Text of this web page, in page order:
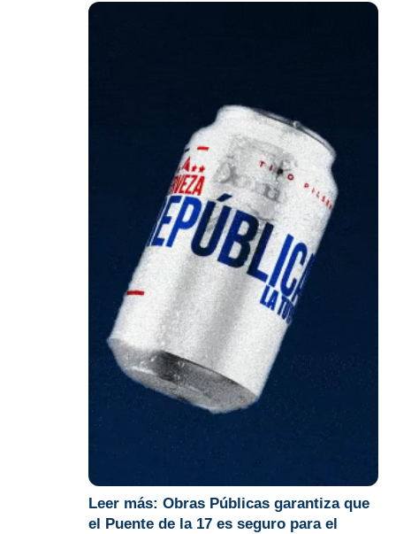
Leer más: Obras Públicas garantiza que
el Puente de la 17 es seguro para el